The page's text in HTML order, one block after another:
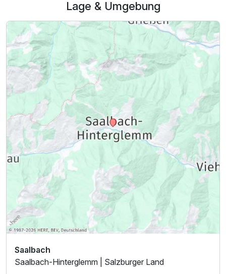
Lage & Umgebung
Saalbach
Saalbach-Hinterglemm | Salzburger Land